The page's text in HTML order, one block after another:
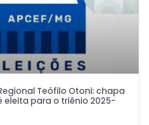
Teófilo Otoni: chapa
é eleita para o triênio 2025-